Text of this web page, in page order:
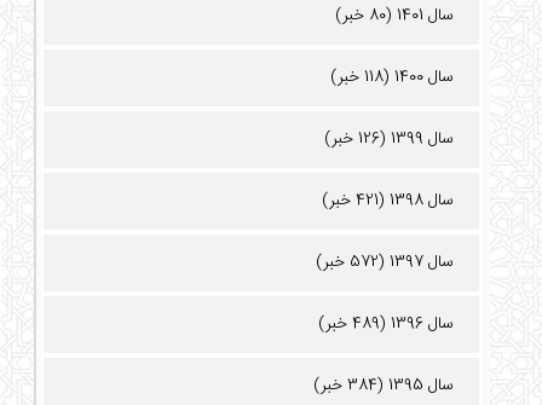
سال 1401 (80 خبر)
سال 1400 (118 خبر)
سال 1399 (126 خبر)
سال 1398 (421 خبر)
سال 1397 (572 خبر)
سال 1396 (489 خبر)
سال 1395 (384 خبر)